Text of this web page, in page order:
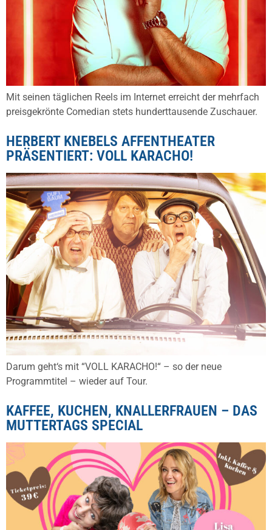
Mit seinen täglichen Reels im Internet erreicht der mehrfach
preisgekrönte Comedian stets hunderttausende Zuschauer.
HERBERT KNEBELS AFFENTHEATER
PRÄSENTIERT: VOLL KARACHO!
Darum geht‘s mit “VOLL KARACHO!“ – so der neue
Programmtitel – wieder auf Tour.
KAFFEE, KUCHEN, KNALLERFRAUEN – DAS
MUTTERTAGS SPECIAL